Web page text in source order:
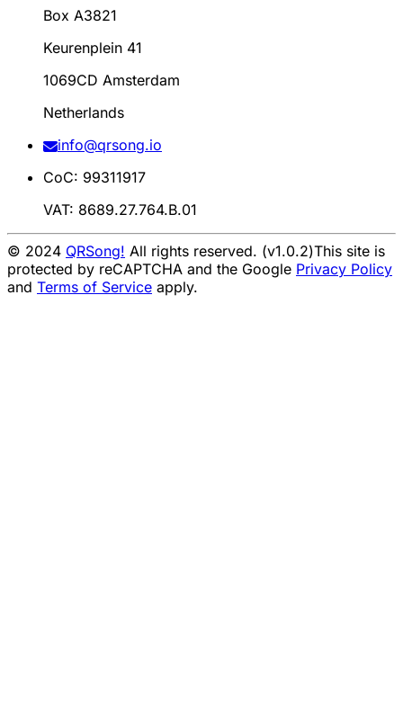
Box A3821
Keurenplein 41
1069CD Amsterdam
Netherlands
info@qrsong.io
CoC: 99311917
VAT: 8689.27.764.B.01
© 2024 QRSong! All rights reserved. (v1.0.2)This site is
protected by reCAPTCHA and the Google Privacy Policy
and Terms of Service apply.